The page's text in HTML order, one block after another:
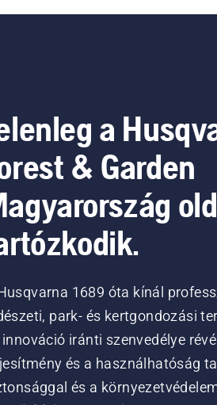
a
& Garden
1689 óta kínál
park- és kertgondozási
innováció iránti szenvedélye
és a használhatóság
és a